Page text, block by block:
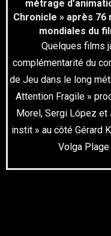
métrage
Chronicle » après
mondiales du
Quelques films
complémentarité du
de Jeu dans le long
Attention Fragile »
Morel, Sergi López et
instit » au côté Gérard
Volga Plage